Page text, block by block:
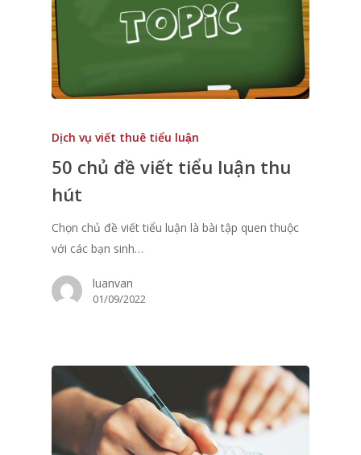
Dịch vụ viết thuê tiểu luận
50 chủ đề viết tiểu luận thu
hút
Chọn chủ đề viết tiểu luận là bài tập quen thuộc
với các bạn sinh…
luanvan
01/09/2022